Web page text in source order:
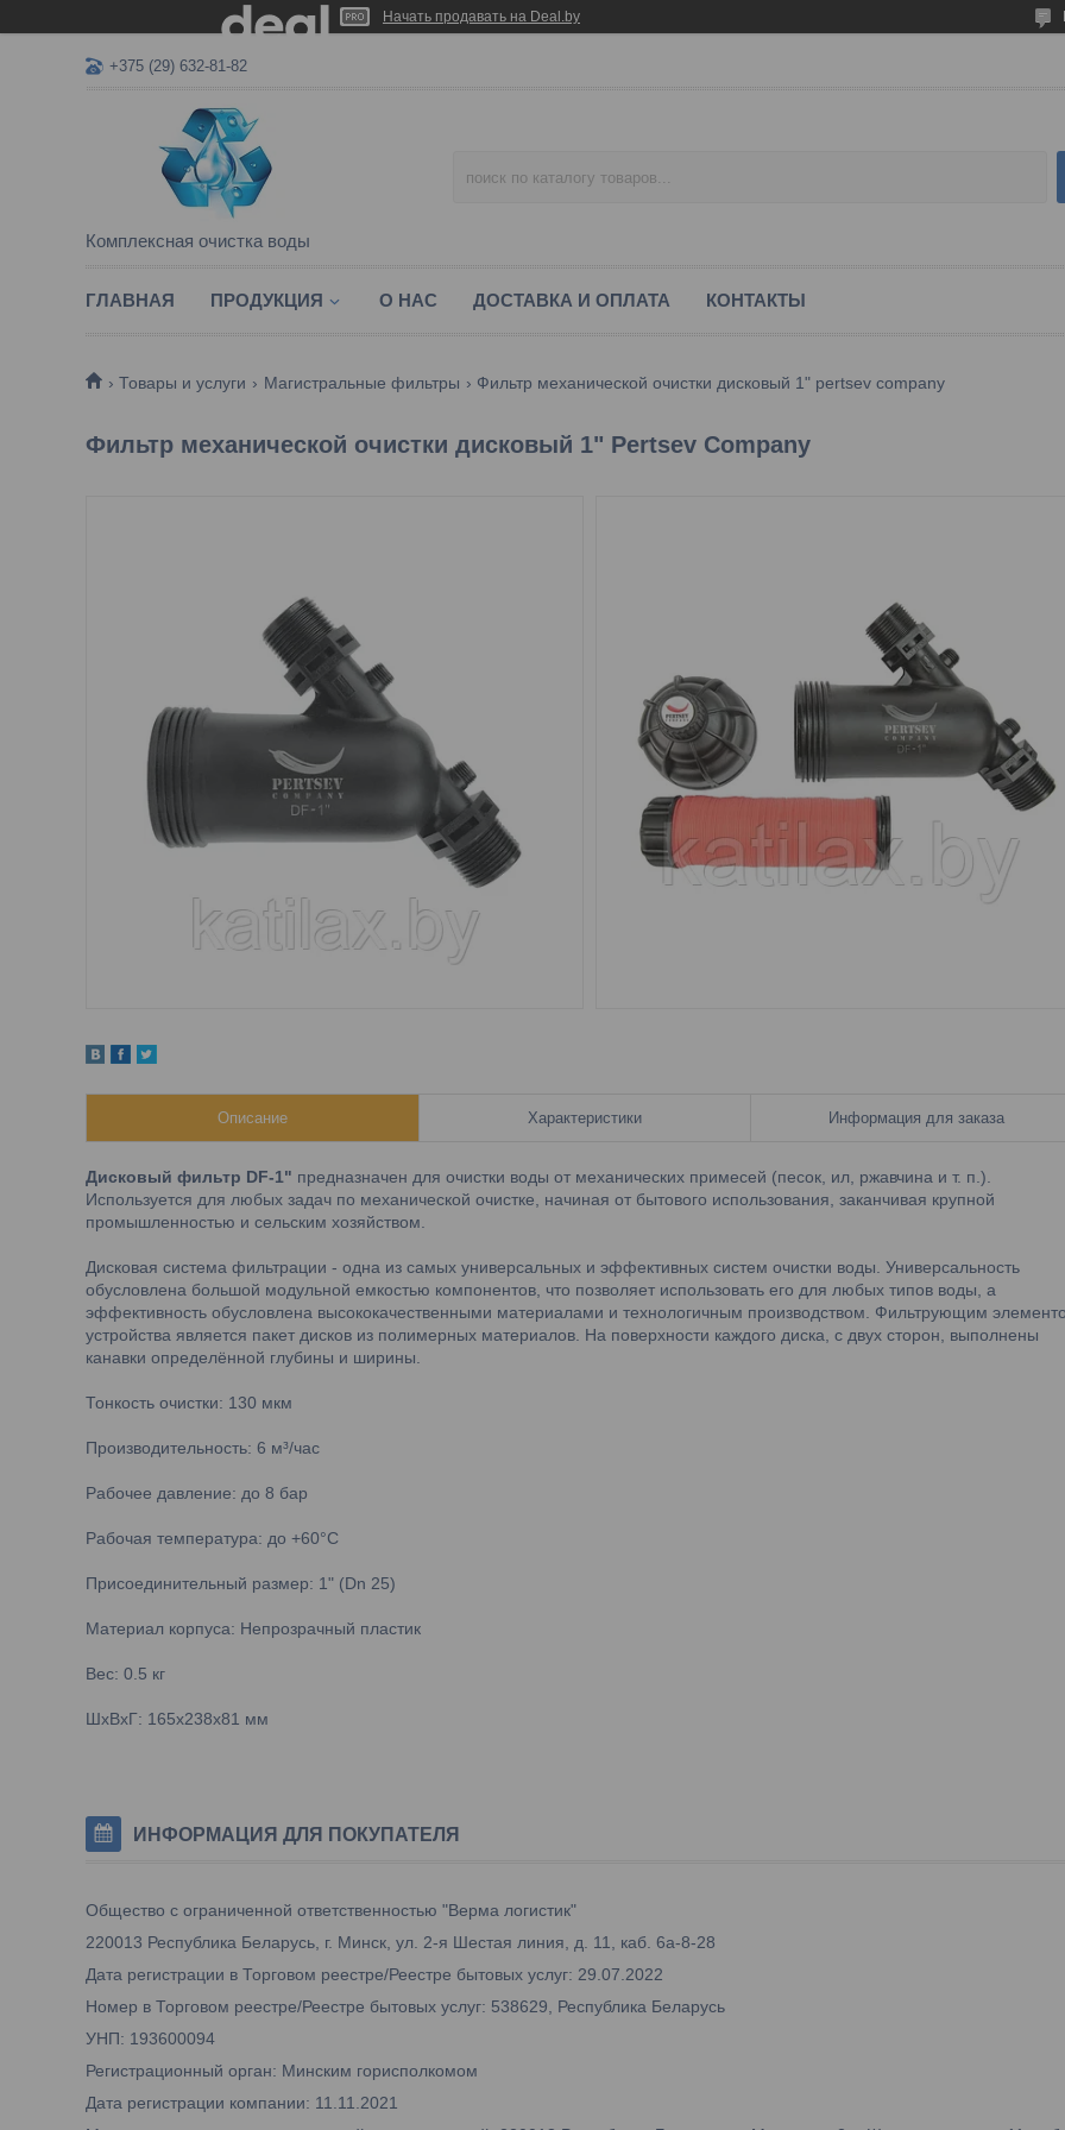
Начать продавать на Deal.by
+375 (29) 632-81-82
Комплексная очистка воды
ГЛАВНАЯ ПРОДУКЦИЯ О НАС ДОСТАВКА И ОПЛАТА КОНТАКТЫ
Товары и услуги Магистральные фильтры Фильтр механической очистки дисковый 1" pertsev company
Фильтр механической очистки дисковый 1" Pertsev Company
Описание Характеристики Информация для заказа
Дисковый фильтр DF-1" предназначен для очистки воды от механических примесей (песок, ил, ржавчина и т. п.).
Используется для любых задач по механической очистке, начиная от бытового использования, заканчивая крупной
промышленностью и сельским хозяйством.
Дисковая система фильтрации - одна из самых универсальных и эффективных систем очистки воды. Универсальность
обусловлена большой модульной емкостью компонентов, что позволяет использовать его для любых типов воды, а
эффективность обусловлена высококачественными материалами и технологичным производством. Фильтрующим
устройства является пакет дисков из полимерных материалов. На поверхности каждого диска, с двух сторон, выполнены
канавки определённой глубины и ширины.
Тонкость очистки: 130 мкм
Производительность: 6 м³/час
Рабочее давление: до 8 бар
Рабочая температура: до +60°С
Присоединительный размер: 1" (Dn 25)
Материал корпуса: Непрозрачный пластик
Вес: 0.5 кг
ШхВхГ: 165х238х81 мм
ИНФОРМАЦИЯ ДЛЯ ПОКУПАТЕЛЯ
Общество с ограниченной ответственностью "Верма логистик"
220013 Республика Беларусь, г. Минск, ул. 2-я Шестая линия, д. 11, каб. 6а-8-28
Дата регистрации в Торговом реестре/Реестре бытовых услуг: 29.07.2022
Номер в Торговом реестре/Реестре бытовых услуг: 538629, Республика Беларусь
УНП: 193600094
Регистрационный орган: Минским горисполкомом
Дата регистрации компании: 11.11.2021